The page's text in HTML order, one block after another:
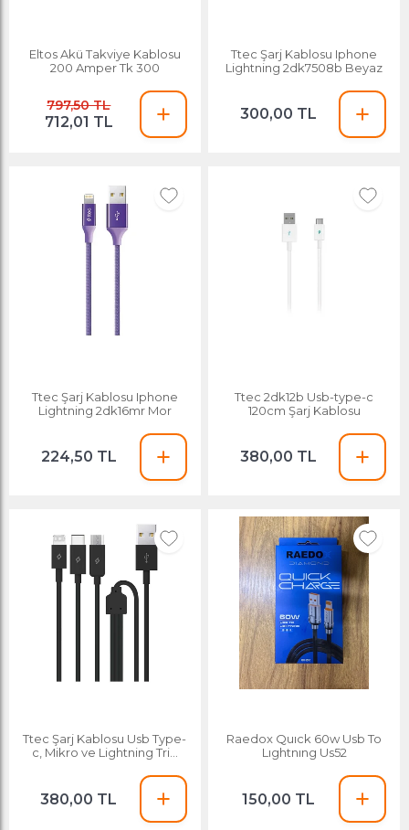
Eltos Akü Takviye Kablosu
200 Amper Tk 300
797,50 TL
712,01 TL
Ttec Şarj Kablosu Iphone
Lightning 2dk7508b Beyaz
300,00 TL
Ttec Şarj Kablosu Iphone
Lightning 2dk16mr Mor
224,50 TL
Ttec 2dk12b Usb-type-c
120cm Şarj Kablosu
380,00 TL
Ttec Şarj Kablosu Usb Type-
c, Mikro ve Lightning Trio
380,00 TL
Raedox Quıck 60w Usb To
Lıghtnıng Us52
150,00 TL